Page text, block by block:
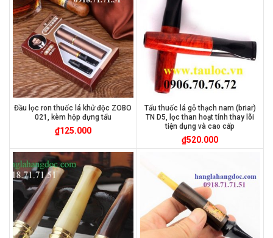
Đầu lọc ron thuốc lá khử độc ZOBO
021, kèm hộp đựng tẩu
₫125.000
Tẩu thuốc lá gỗ thạch nam (briar)
TN D5, lọc than hoạt tính thay lõi
tiện dụng và cao cấp
₫520.000